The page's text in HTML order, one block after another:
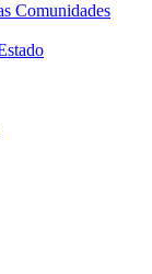
Comunidades